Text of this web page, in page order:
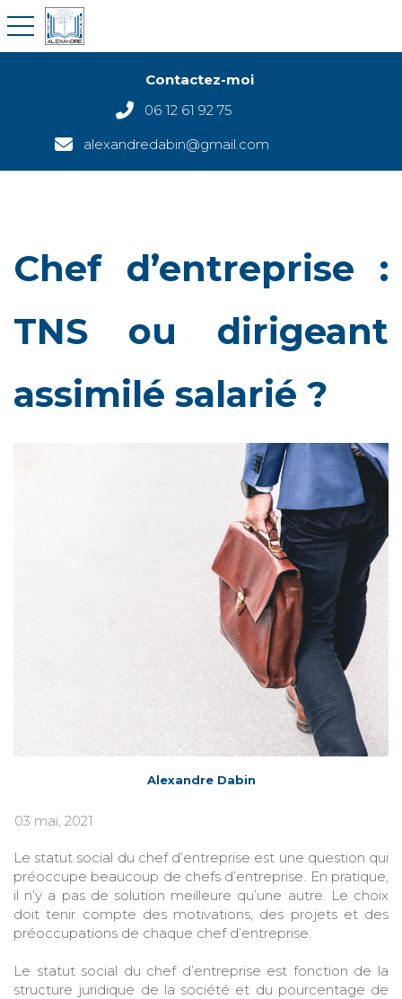
toggle navigation
Contactez-moi
06 12 61 92 75
alexandredabin@gmail.com
Chef d’entreprise :
TNS ou dirigeant
assimilé salarié ?
Alexandre Dabin
03 mai, 2021
Le statut social du chef d’entreprise est une question qui
préoccupe beaucoup de chefs d’entreprise. En pratique,
il n’y a pas de solution meilleure qu’une autre. Le choix
doit tenir compte des motivations, des projets et des
préoccupations de chaque chef d’entreprise.
Le statut social du chef d’entreprise est fonction de la
structure juridique de la société et du pourcentage de